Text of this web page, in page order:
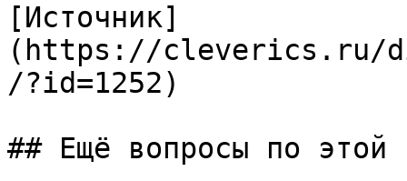
[Источник]
(https://cleverics.ru/
/?id=1252)
## Ещё вопросы по этой